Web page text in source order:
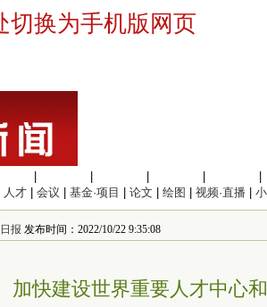
切换为手机版网页
人才 会议 基金·项目 论文 绘图 视频·直播
报 发布时间：2022/10/22 9:35:08
加快建设世界重要人才中心